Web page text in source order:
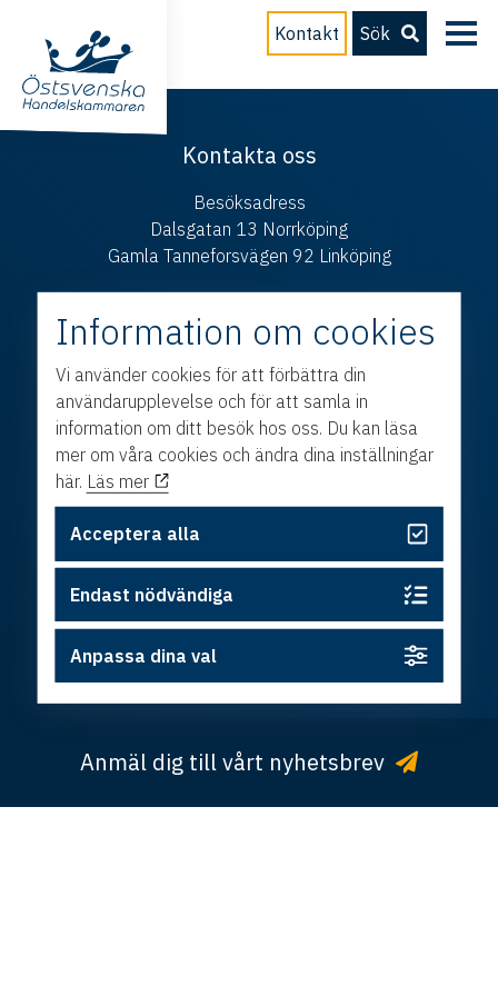
Kontakt Sök
Kontakta oss
Besöksadress
Dalsgatan 13 Norrköping
Gamla Tanneforsvägen 92 Linköping
Box 214 601 04 Norrköping
E-post
info@ostsvenskahandelskammaren.se
Telefon
© Copyright Östsvenska Handelskammaren ·
Integritetspolicy·Cookies· Design och utveckling av
Anmäl dig till vårt nyhetsbrev
Information om cookies
Vi använder cookies för att förbättra din
användarupplevelse och för att samla in
information om ditt besök hos oss. Du kan läsa
mer om våra cookies och ändra dina inställningar
här. Läs mer
Acceptera alla
Endast nödvändiga
Anpassa dina val